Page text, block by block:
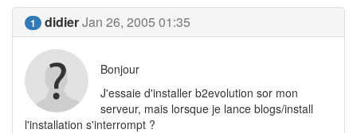
1 didierJan 26, 2005 01:35
Bonjour
J'essaie d'installer b2evolution sor mon
serveur, mais lorsque je lance blogs/install
l'installation s'interrompt ?